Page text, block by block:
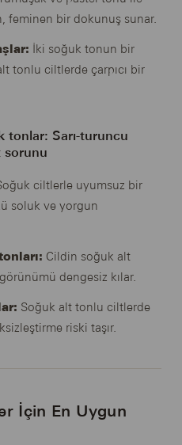
feminen bir dokunuş sunar.
İki soğuk tonun bir
tonlu ciltlerde çarpıcı bir
tonlar: Sarı-turuncu
sorunu
ciltlerle uyumsuz bir
soluk ve yorgun
Cildin soğuk alt
dengesiz kılar.
Soğuk alt tonlu ciltlerde
riski taşır.
İçin En Uygun